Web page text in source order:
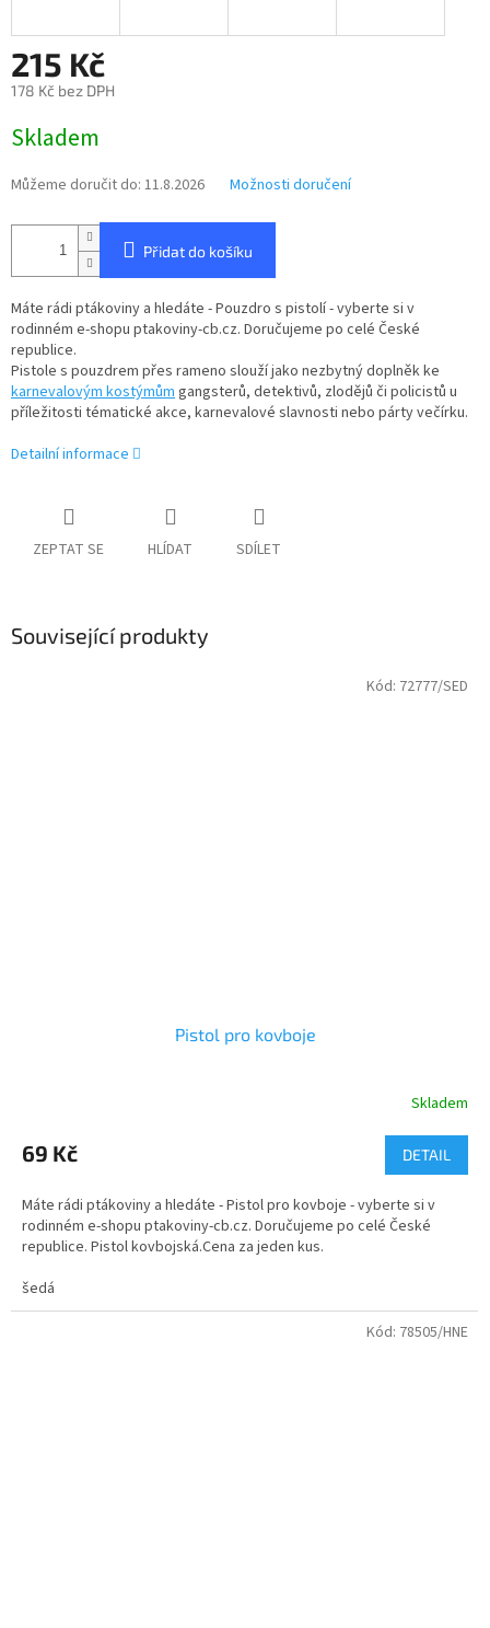
215 Kč
178 Kč bez DPH
cena:
Skladem
Můžeme doručit do: 11.8.2026 Možnosti doručení
Přidat do košíku
Máte rádi ptákoviny a hledáte - Pouzdro s pistolí - vyberte si v
rodinném e-shopu ptakoviny-cb.cz. Doručujeme po celé České
republice.
Pistole s pouzdrem přes rameno slouží jako nezbytný doplněk ke
karnevalovým kostýmůmgangsterů, detektivů, zlodějů či policistů u
příležitosti tématické akce, karnevalové slavnosti nebo párty večírku.
Detailní informace
ZEPTAT SE HLÍDAT SDÍLET
Související produkty
Pistol pro kovboje
produktu
je
z
5
hvězdiček.
Skladem
69 Kč DETAIL
Máte rádi ptákoviny a hledáte - Pistol pro kovboje - vyberte si v
rodinném e-shopu ptakoviny-cb.cz. Doručujeme po celé České
republice. Pistol kovbojská.Cena za jeden kus.
šedá
Kód: 72777/SED
Kód: 78505/HNE